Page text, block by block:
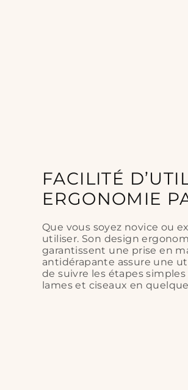
FACILITÉ
ERGONOMIE
Que vous soyez novice ou
utiliser. Son design
garantissent une prise en
antidérapante assure une
de suivre les étapes simples
lames et ciseaux en